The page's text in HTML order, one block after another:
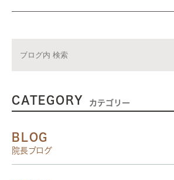
CATEGORY カテゴリー
BLOG
院長ブログ